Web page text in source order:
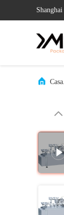
Casa.